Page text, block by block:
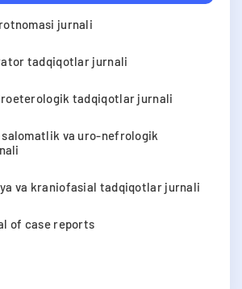
jurnali
tadqiqotlar jurnali
tadqiqotlar jurnali
va uro-nefrologik
va kraniofasial tadqiqotlar jurnali
of case reports